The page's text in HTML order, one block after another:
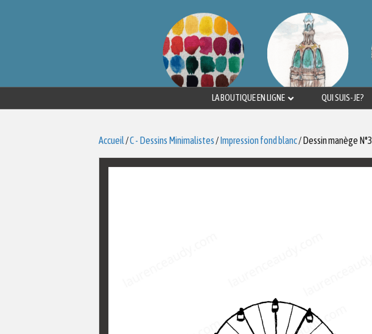
LA BOUTIQUE EN LIGNE QUI SUIS-JE?
Accueil /C - Dessins Minimalistes /Impression fond blanc/ Dessin manège N°3